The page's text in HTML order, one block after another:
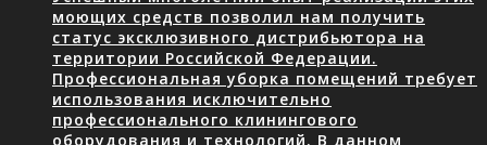
моющих средств позволил нам получить
статус эксклюзивного дистрибьютора на
территории Российской Федерации.
Профессиональная уборка помещений требует
использования исключительно
профессионального клинингового
оборудования и технологий. В данном